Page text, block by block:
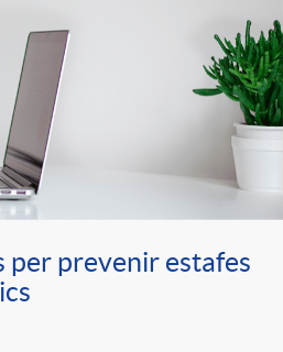
per prevenir estafes